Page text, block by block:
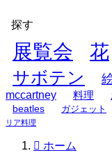
探す
展覧会 花
サボテン
mccartney
料理
beatles ガジェット
リア料理
ホーム